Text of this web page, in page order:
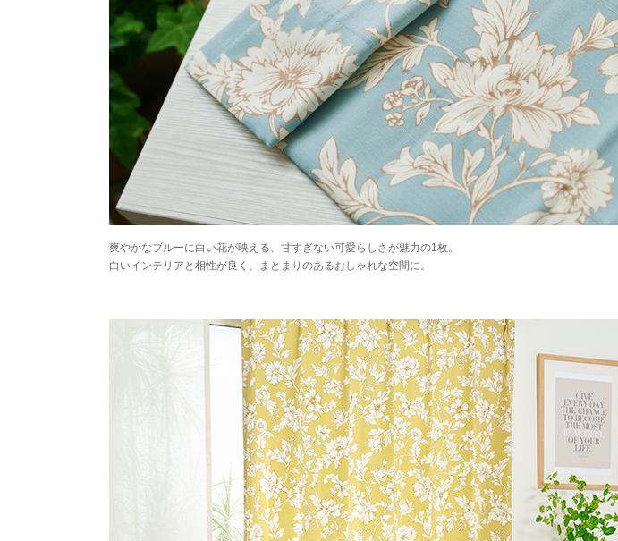
爽やかなブルーに白い花が映える、甘すぎない可愛らしさが魅力の1枚。
白いインテリアと相性が良く、まとまりのあるおしゃれな空間に。